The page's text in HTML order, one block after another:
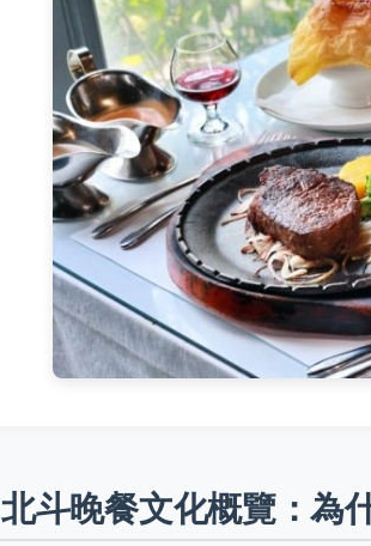
北斗晚餐文化概覽：為